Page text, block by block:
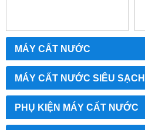
MÁY CẤT NƯỚC
MÁY CẤT NƯỚC SIÊU SẠCH
PHỤ KIỆN MÁY CẤT NƯỚC